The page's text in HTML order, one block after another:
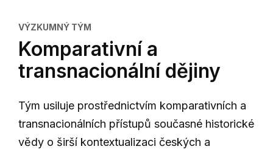
VÝZKUMNÝ TÝM
Komparativní a
transnacionální dějiny
Tým usiluje prostřednictvím komparativních a
transnacionálních přístupů současné historické
vědy o širší kontextualizaci českých a